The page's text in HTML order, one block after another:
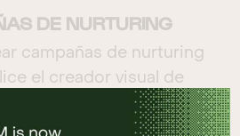
DE NURTURING
campañas de nurturing
el creador visual de
herramientas
de campañas